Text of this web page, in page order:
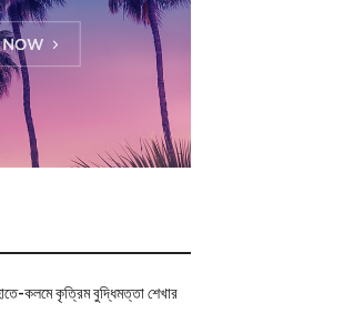
কলমে কৃত্রিম বুদ্ধিমত্তা শেখার